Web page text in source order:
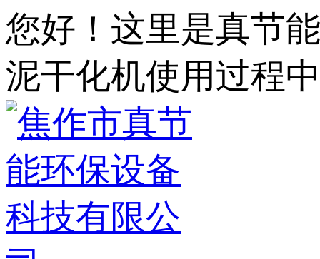
您好！这里是真节
泥干化机使用过程